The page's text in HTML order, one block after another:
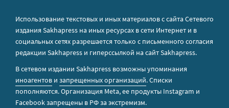
Использование текстовых и иных материалов с сайта Сетевого
издания Sakhapress на иных ресурсах в сети Интернет и в
социальных сетях разрешается только с письменного согласия
редакции Sakhapress и гиперссылкой на сайт Sakhapress.
В сетевом издании Sakhapress возможны упоминания
иноагентов и запрещенных организаций. Списки
пополняются. Организация Metа, ее продукты Instagram и
Facebook запрещены в РФ за экстремизм.